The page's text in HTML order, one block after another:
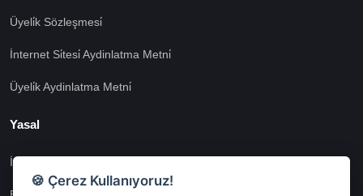
Üyeli̇k Sözleşmesi̇
İnternet Si̇tesi̇ Aydinlatma Metni̇
Üyeli̇k Aydinlatma Metni̇
Yasal
İşlem Rehberi̇
🍪 Çerez Kullanıyoruz!